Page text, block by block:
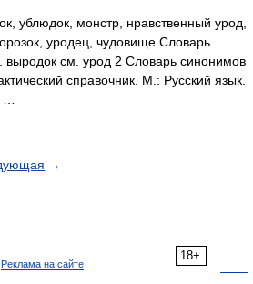
ублюдок, монстр, нравственный урод,
уродец, чудовище Словарь
выродок см. урод 2 Словарь синонимов
справочник. М.: Русский язык.
→
18+
Реклама на сайте